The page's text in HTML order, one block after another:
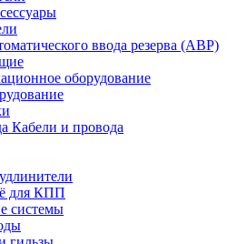
ввода резерва (АВР)
оборудование
Кабели и провода
для КПП
системы